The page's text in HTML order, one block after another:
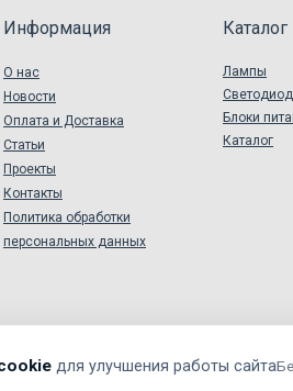
Информация
О нас
Новости
Оплата и Доставка
Статьи
Проекты
Контакты
Политика обработки
персональных данных
Каталог
Лампы
Блоки
Каталог
для улучшения работы сайта